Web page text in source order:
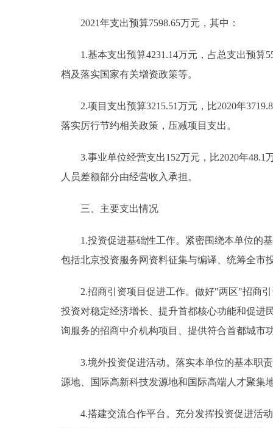
2021年支出预算7598.65万元，其中：
1.基本支出预算4231.14万元，占总支出预算
档及落实国家有关增资政策等。
2.项目支出预算3215.51万元，比2020年
落实厉行节约相关政策，压减项目支出。
3.事业单位经营支出152万元，比2020年48.1
人员差额部分由经营收入承担。
三、主要支出情况
1.投资促进基础性工作。紧密围绕本单位的基
包括北京投资服务网资料征集与编译、统筹全市
2.招商引资项目促进工作。做好"两区"招商引
投资对稳定经济增长、提升首都核心功能和促进
询服务的招商中介机构项目、提供符合首都城市
3.境外投资促进活动。落实本单位的基本职责
源地、国际高新科技发源地和国际高端人才聚集
4.搭建交流合作平台。充分发挥投资促进活动